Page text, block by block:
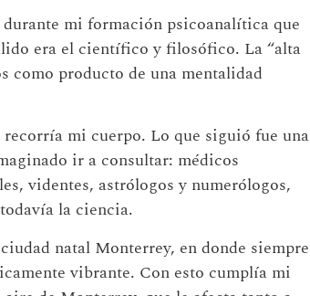
mi formación psicoanalítica que
era el científico y filosófico. La “alta
como producto de una mentalidad
recorría mi cuerpo. Lo que siguió fue una
ir a consultar: médicos
videntes, astrólogos y numerólogos,
la ciencia.
natal Monterrey, en donde siempre
vibrante. Con esto cumplía mi